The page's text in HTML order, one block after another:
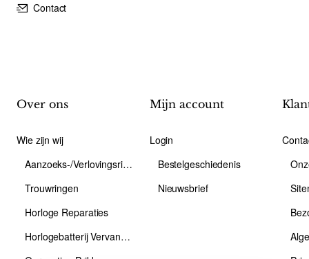
Contact
Over ons
Wie zijn wij
Aanzoeks-/Verlovingsring
Trouwringen
Horloge Reparaties
Horlogebatterij Vervangen
Mijn account
Login
Bestelgeschiedenis
Nieuwsbrief